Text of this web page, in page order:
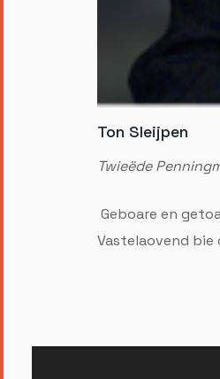
Ton Sleijpen
Twieëde
Geboare en
Vastelaovend bie